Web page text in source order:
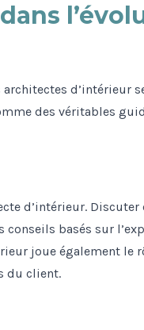
d’intérieur
des véritables
d’intérieur. Discuter
basés sur
joue également le
du client.